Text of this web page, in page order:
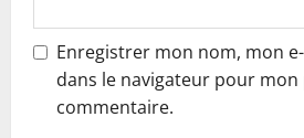
Enregistrer mon nom, mon
dans le navigateur pour
commentaire.